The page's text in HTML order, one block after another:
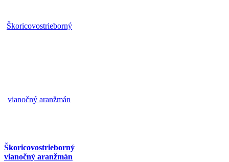
Škoricovostrieborný
vianočný aranžmán